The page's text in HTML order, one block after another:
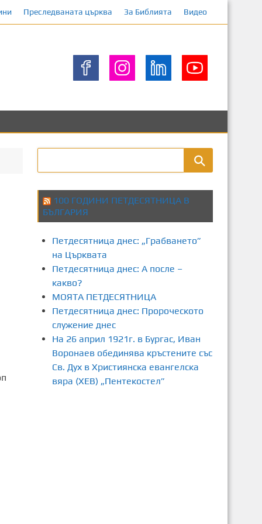
Преследваната църква За Библията Видео
100 ГОДИНИ ПЕТДЕСЯТНИЦА В
БЪЛГАРИЯ
Петдесятница днес: „Грабването”
на Църквата
Петдесятница днес: А после –
какво?
МОЯТА ПЕТДЕСЯТНИЦА
Петдесятница днес: Пророческото
служение днес
На 26 април 1921г. в Бургас, Иван
Воронаев обединява кръстените със
Св. Дух в Християнска евангелска
вяра (ХЕВ) „Пентекостел”